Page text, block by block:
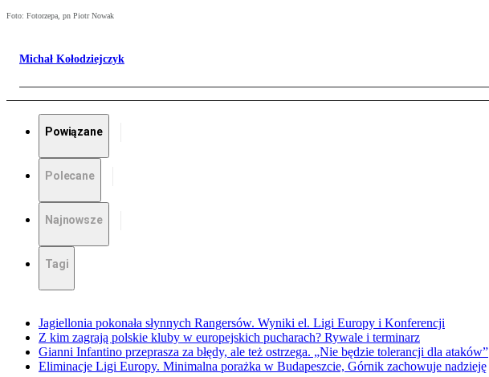
Foto: Fotorzepa, pn Piotr Nowak
Michał Kołodziejczyk
Powiązane
Polecane
Najnowsze
Tagi
Jagiellonia pokonała słynnych Rangersów. Wyniki el. Ligi Europy i Konferencji
Z kim zagrają polskie kluby w europejskich pucharach? Rywale i terminarz
Gianni Infantino przeprasza za błędy, ale też ostrzega. „Nie będzie tolerancji dla ataków”
Eliminacje Ligi Europy. Minimalna porażka w Budapeszcie, Górnik zachowuje nadzieję